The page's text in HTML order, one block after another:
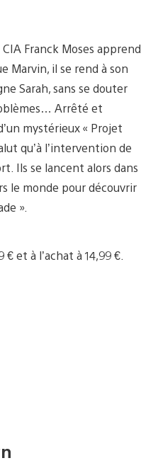
Franck Moses apprend
Marvin, il se rend à son
Sarah, sans se douter
Arrêté et
mystérieux « Projet
qu’à l’intervention de
Ils se lancent alors dans
le monde pour découvrir
».
et à l’achat à 14,99 €.